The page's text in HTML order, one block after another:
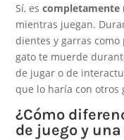
Sí, escompletamente
mientras juegan.
dientes y garras
gato te muerde
de jugar o de
que lo haría con otros
¿Cómo
de juego y